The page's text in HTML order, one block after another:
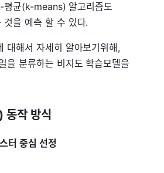
평균(k-means) 알고리즘도
것을 예측 할 수 있다.
대해서 자세히 알아보기위해,
을 분류하는 비지도 학습모델을
작 방식
터 중심 선정